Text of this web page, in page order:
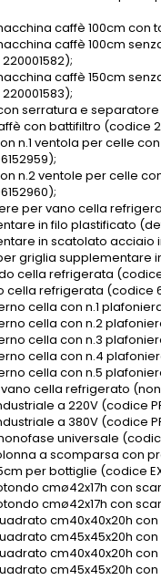
caffè 100cm con
caffè 100cm
caffè 150cm
serratura e
con battifiltro (codice
n.1 ventola per celle
n.2 ventole per celle
per vano cella
in filo plastificato
in scatolato acciaio
griglia supplementare
cella refrigerata
cella refrigerata (codice
cella con n.1
cella con n.2
cella con n.3
cella con n.4
cella con n.5
cella refrigerato
a 220V (codice
a 380V (codice
universale (codice
a scomparsa con
per bottiglie (codice
cmø42x17h con
cmø42x17h con
cm40x40x20h
cm45x45x20h
cm40x40x20h
cm45x45x20h con